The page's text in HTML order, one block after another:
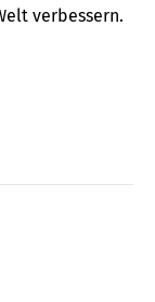
verbessern.